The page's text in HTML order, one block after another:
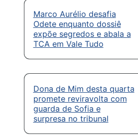
Marco Aurélio desafia
Odete enquanto dossiê
expõe segredos e abala a
TCA em Vale Tudo
Dona de Mim desta quarta
promete reviravolta com
guarda de Sofia e
surpresa no tribunal